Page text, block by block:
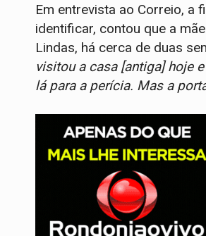
Em entrevista ao Correio, a
identificar, contou que a
Lindas, há cerca de duas
visitou a casa [antiga] hoje
lá para a perícia. Mas a